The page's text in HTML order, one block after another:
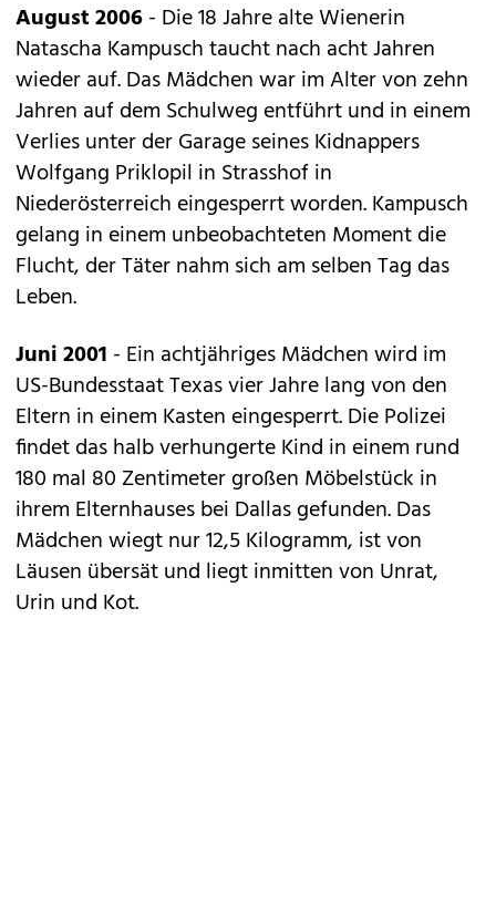
August 2006- Die 18 Jahre alte Wienerin
Natascha Kampusch taucht nach acht Jahren
wieder auf. Das Mädchen war im Alter von zehn
Jahren auf dem Schulweg entführt und in einem
Verlies unter der Garage seines Kidnappers
Wolfgang Priklopil in Strasshof in
Niederösterreich eingesperrt worden. Kampusch
gelang in einem unbeobachteten Moment die
Flucht, der Täter nahm sich am selben Tag das
Leben.
Juni 2001 - Ein achtjähriges Mädchen wird im
US-Bundesstaat Texas vier Jahre lang von den
Eltern in einem Kasten eingesperrt. Die Polizei
findet das halb verhungerte Kind in einem rund
180 mal 80 Zentimeter großen Möbelstück in
ihrem Elternhauses bei Dallas gefunden. Das
Mädchen wiegt nur 12,5 Kilogramm, ist von
Läusen übersät und liegt inmitten von Unrat,
Urin und Kot.